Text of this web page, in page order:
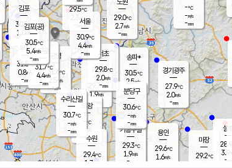
과천
29.7℃
1.9m/s
- mm
용인
29.6℃
1.6m/s
경기광주
27.9℃
2.0m/s
-mm
-℃
-m/s
-mm
마장
29.2℃
의왕
- ℃
m/s
mm
김포
30.5℃
1.0 m/s
mm
설봉
28.9
3.9
- mm
광명
31.6 ℃
2.5 m/s
-mm
부천
31.5℃
0.8m/s
-mm
구로
31.7℃
4.4m/s
-mm
29.5℃
2.3 m/s
- mm
노원
29.0℃
2.7m/s
-mm
송파*
30.5℃
2.5m/s
-mm
서초
29.8℃
2.0m/s
-mm
기흥구갈
29.3℃
1.9m/s
-
수리산길
30.7℃
-m/s
-mm
분당구
30.6℃
-m/s
-mm
김포(공)
30.5℃
5.4m/s
-mm
수원
29.4℃
1.7 m/s
서울
30.9℃
4.4m/s
-mm